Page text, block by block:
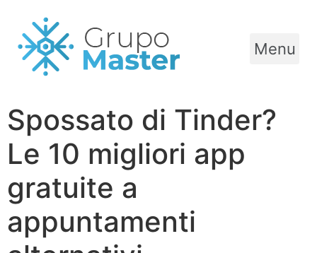
Menu
Spossato di Tinder?
Le 10 migliori app
gratuite a
appuntamenti